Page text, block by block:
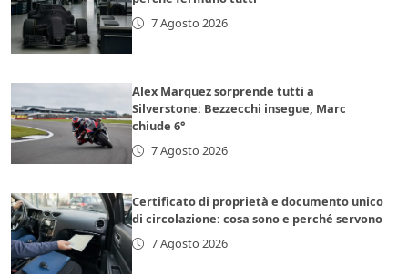
7 Agosto 2026
Alex Marquez sorprende tutti a
Silverstone: Bezzecchi insegue, Marc
chiude 6°
7 Agosto 2026
Certificato di proprietà e documento unico
di circolazione: cosa sono e perché servono
7 Agosto 2026